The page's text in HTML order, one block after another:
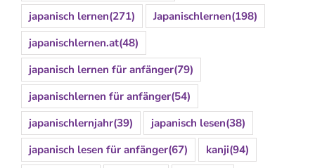
japanisch lernen(271) Japanischlernen(198)
japanischlernen.at(48)
japanisch lernen für anfänger(79)
japanischlernen für anfänger(54)
japanischlernjahr(39) japanisch lesen(38)
japanisch lesen für anfänger(67) kanji(94)